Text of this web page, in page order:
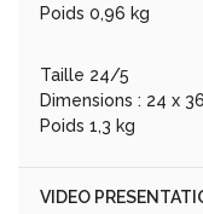
Poids 0,96 kg
Taille 24/5
Dimensions : 24 x
Poids 1,3 kg
VIDEO